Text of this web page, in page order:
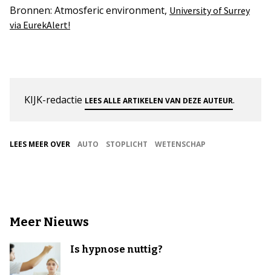
Bronnen: Atmosferic environment, University of Surrey
via EurekAlert!
KIJK-redactie LEES ALLE ARTIKELEN VAN DEZE AUTEUR.
LEES MEER OVER AUTO STOPLICHT WETENSCHAP
Meer Nieuws
Is hypnose nuttig?